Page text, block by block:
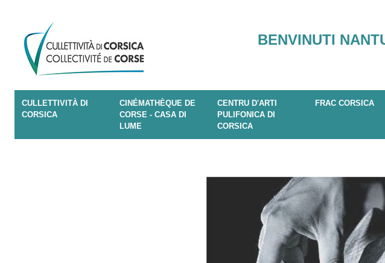
BENVINUTI
CULLETTIVITÀ DI
CORSICA
CINÉMATHÈQUE DE
CORSE - CASA DI
LUME
CENTRU D'ARTI
PULIFONICA DI
CORSICA
FRAC CORSICA